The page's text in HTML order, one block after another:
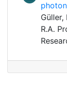
Güller,
R.A.